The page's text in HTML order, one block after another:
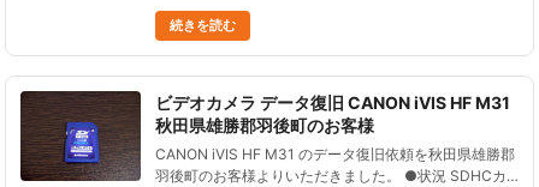
可能時間が増えていた。 あわてて過去の動画をみてみ
たら、なぜかほとんどのデータが無くなっ......
続きを読む
ビデオカメラ データ復旧 CANON iVIS HF M31
秋田県雄勝郡羽後町のお客様
CANON iVIS HF M31 のデータ復旧依頼を秋田県雄勝郡
羽後町のお客様よりいただきました。 ●状況 SDHCカ